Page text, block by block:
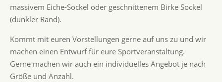
massivem Eiche-Sockel oder geschnittenem Birke Sockel
(dunkler Rand).
Kommt mit euren Vorstellungen gerne auf uns zu und wir
machen einen Entwurf für eure Sportveranstaltung.
Gerne machen wir auch ein individuelles Angebot je nach
Größe und Anzahl.